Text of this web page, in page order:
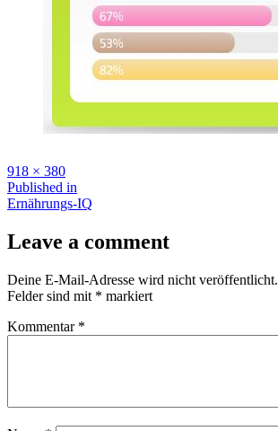
Full
size
918 × 380
Beitragsnavigation
Published in
Ernährungs-IQ
Leave a comment
Deine E-Mail-Adresse wird nicht veröffentlicht.
Felder sind mit * markiert
Kommentar *